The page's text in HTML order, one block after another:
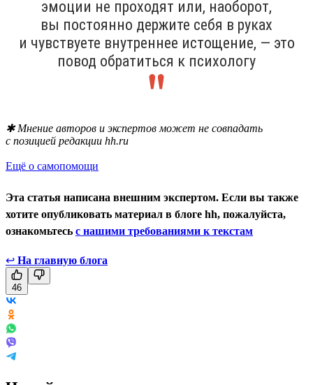
эмоции не проходят или, наоборот,
вы постоянно держите себя в руках
и чувствуете внутреннее истощение, — это
повод обратиться к психологу
✱ Мнение авторов и экспертов может не совпадать
с позицией редакции hh.ru
Ещё о самопомощи
Эта статья написана внешним экспертом. Если вы также
хотите опубликовать материал в блоге hh, пожалуйста,
ознакомьтесь с нашими требованиями к текстам
↩ На главную блога
46